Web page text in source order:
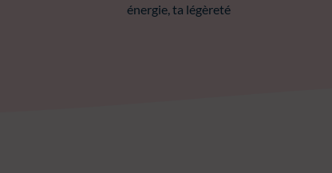
énergie, ta légèreté